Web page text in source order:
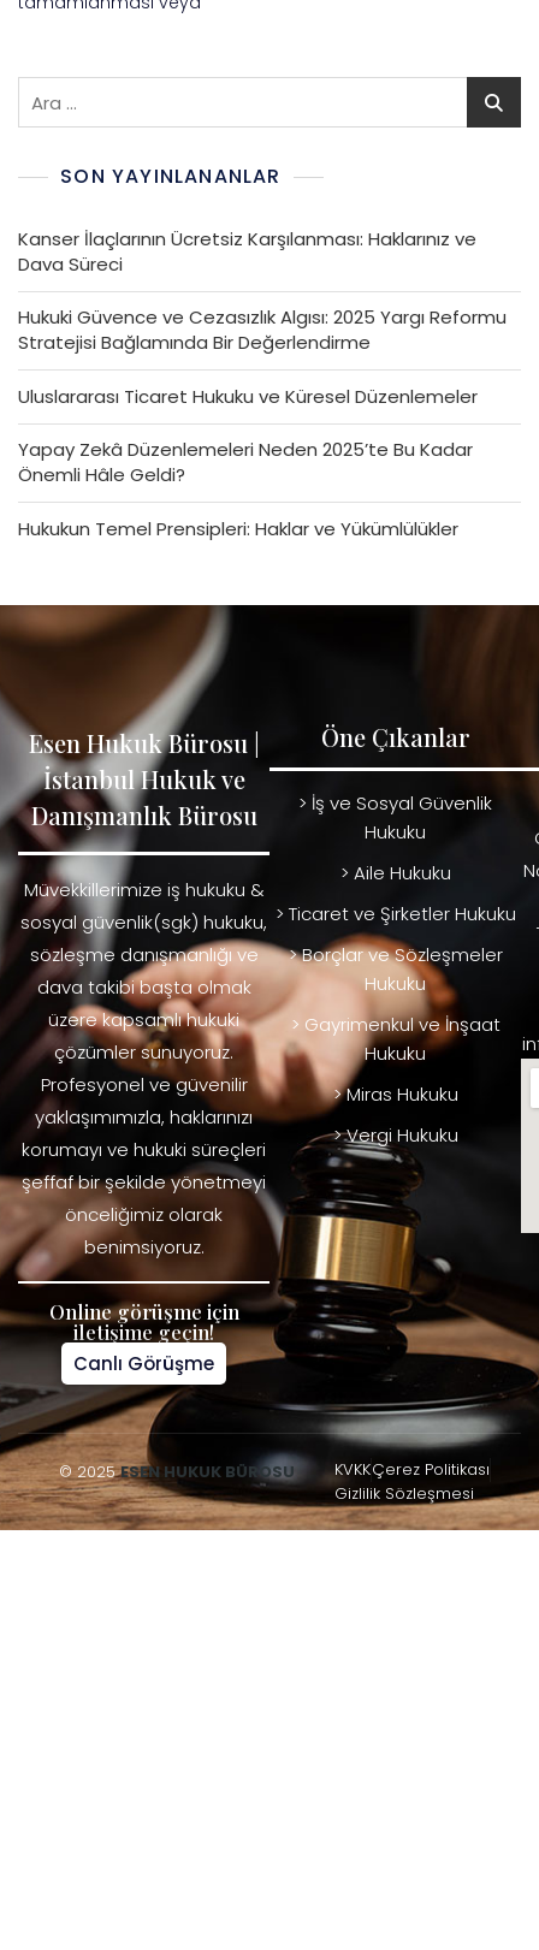
SON YAYINLANANLAR
Kanser İlaçlarının Ücretsiz Karşılanması: Haklarınız ve
Dava Süreci
Hukuki Güvence ve Cezasızlık Algısı: 2025 Yargı Reformu
Stratejisi Bağlamında Bir Değerlendirme
Uluslararası Ticaret Hukuku ve Küresel Düzenlemeler
Yapay Zekâ Düzenlemeleri Neden 2025’te Bu Kadar
Önemli Hâle Geldi?
Hukukun Temel Prensipleri: Haklar ve Yükümlülükler
Esen Hukuk Bürosu |
İstanbul Hukuk ve
Danışmanlık Bürosu
Müvekkillerimize iş hukuku &
sosyal güvenlik(sgk) hukuku,
sözleşme danışmanlığı ve
dava takibi başta olmak
üzere kapsamlı hukuki
çözümler sunuyoruz.
Profesyonel ve güvenilir
yaklaşımımızla, haklarınızı
korumayı ve hukuki süreçleri
şeffaf bir şekilde yönetmeyi
önceliğimiz olarak
benimsiyoruz.
Online görüşme için
iletişime geçin!
Canlı Görüşme
Öne Çıkanlar
> İş ve Sosyal Güvenlik
Hukuku
> Aile Hukuku
> Ticaret ve Şirketler Hukuku
> Borçlar ve Sözleşmeler
Hukuku
> Gayrimenkul ve İnşaat
Hukuku
> Miras Hukuku
> Vergi Hukuku
© 2025ESEN HUKUK BÜROSU KVKKÇerez Politikası
Gizlilik Sözleşmesi